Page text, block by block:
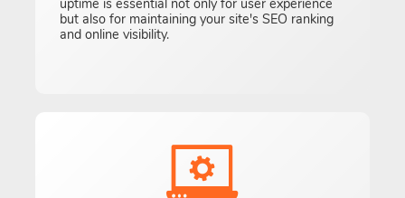
but also for maintaining your site's SEO ranking
and online visibility.